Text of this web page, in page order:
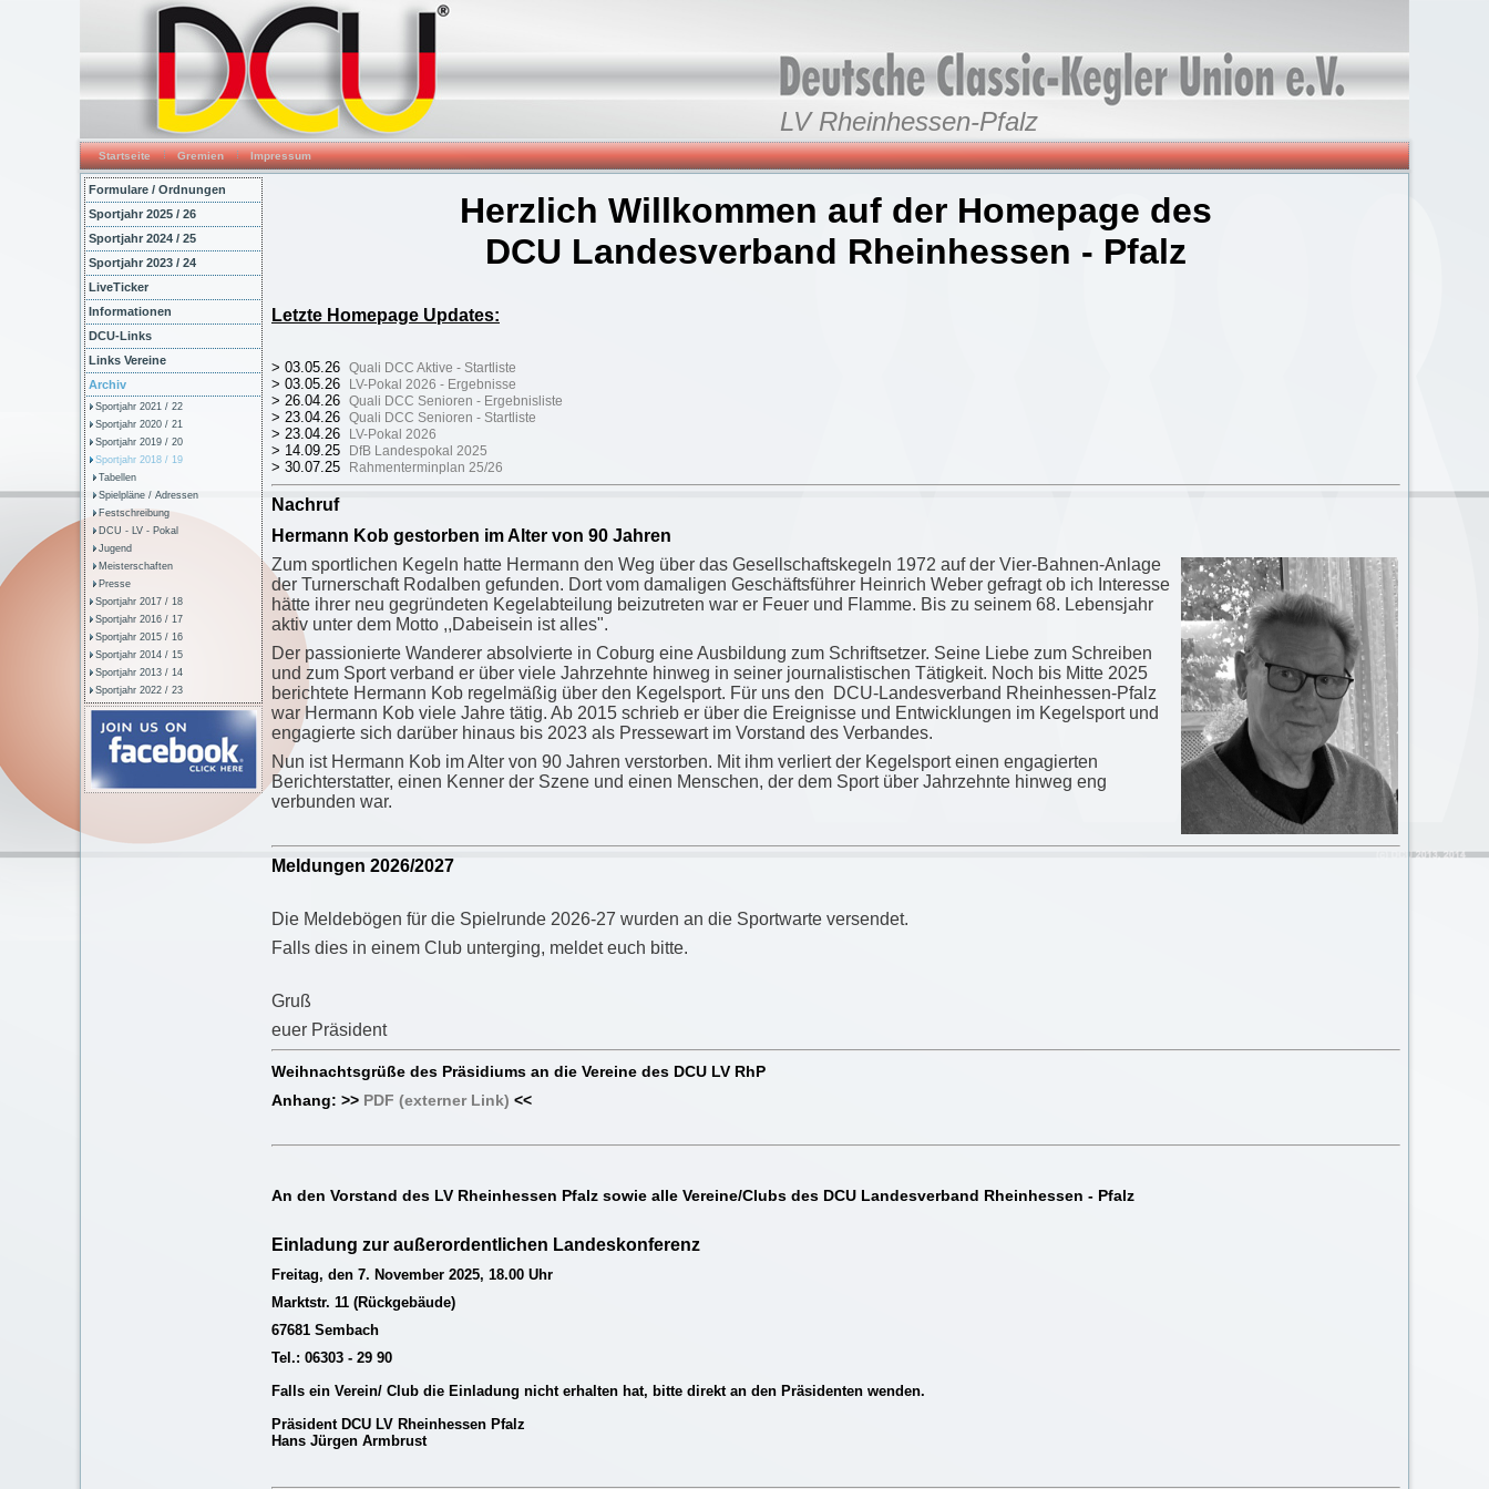
LV Rheinhessen-Pfalz
Startseite Gremien Impressum
Formulare / Ordnungen
Sportjahr 2025 / 26
Sportjahr 2024 / 25
Sportjahr 2023 / 24
LiveTicker
Informationen
DCU-Links
Links Vereine
Archiv
Sportjahr 2021 / 22
Sportjahr 2020 / 21
Sportjahr 2019 / 20
Sportjahr 2018 / 19
Tabellen
Spielpläne / Adressen
Festschreibung
DCU - LV - Pokal
Jugend
Meisterschaften
Presse
Sportjahr 2017 / 18
Sportjahr 2016 / 17
Sportjahr 2015 / 16
Sportjahr 2014 / 15
Sportjahr 2013 / 14
Sportjahr 2022 / 23
Herzlich Willkommen auf der Homepage des
DCU Landesverband Rheinhessen - Pfalz
Letzte Homepage Updates:
> 03.05.26 Quali DCC Aktive - Startliste
> 03.05.26 LV-Pokal 2026 - Ergebnisse
> 26.04.26 Quali DCC Senioren - Ergebnisliste
> 23.04.26 Quali DCC Senioren - Startliste
> 23.04.26 LV-Pokal 2026
> 14.09.25 DfB Landespokal 2025
> 30.07.25 Rahmenterminplan 25/26
Nachruf
Hermann Kob gestorben im Alter von 90 Jahren
Zum sportlichen Kegeln hatte Hermann den Weg über das Gesellschaftskegeln 1972 auf der Vier-Bahnen-Anlage
der Turnerschaft Rodalben gefunden. Dort vom damaligen Geschäftsführer Heinrich Weber gefragt ob ich Interesse
hätte ihrer neu gegründeten Kegelabteilung beizutreten war er Feuer und Flamme. Bis zu seinem 68. Lebensjahr
aktiv unter dem Motto ,,Dabeisein istalles".
Der passionierte Wanderer absolvierte in Coburg eine Ausbildung zum Schriftsetzer. Seine Liebe zum Schreiben
und zum Sport verband er über viele Jahrzehnte hinweg in seiner journalistischen Tätigkeit. Noch bis Mitte 2025
berichtete Hermann Kob regelmäßig über den Kegelsport. Für uns den DCU-Landesverband Rheinhessen-Pfalz
war Hermann Kob viele Jahre tätig. Ab 2015 schrieb er über die Ereignisse und Entwicklungen im Kegelsport und
engagierte sich darüber hinaus bis 2023 als Pressewart im Vorstand des Verbandes.
Nun ist Hermann Kob im Alter von 90 Jahren verstorben. Mit ihm verliert der Kegelsport einen engagierten
Berichterstatter, einen Kenner der Szene und einen Menschen, der dem Sport über Jahrzehnte hinweg eng
verbunden war.
Meldungen 2026/2027
Die Meldebögen für die Spielrunde 2026-27 wurden an die Sportwarte versendet.
Falls dies in einem Club unterging, meldet euch bitte.
Gruß
euer Präsident
Weihnachtsgrüße des Präsidiums an die Vereine des DCU LV RhP
Anhang: >> PDF (externer Link) <<
An den Vorstand des LV Rheinhessen Pfalz sowie alle Vereine/Clubs des DCU Landesverband Rheinhessen - Pfalz
Einladung zur außerordentlichen Landeskonferenz
Freitag, den 7. November 2025, 18.00 Uhr
Marktstr. 11 (Rückgebäude)
67681 Sembach
Tel.: 06303 - 29 90
Falls ein Verein/ Club die Einladung nicht erhalten hat, bitte direkt an den Präsidenten wenden.
Präsident DCU LV Rheinhessen Pfalz
Hans Jürgen Armbrust